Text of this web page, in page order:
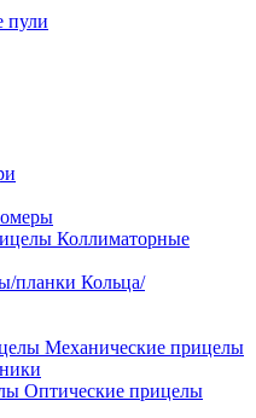
пули
Коллиматорные
Кольца/
Механические прицелы
Оптические прицелы